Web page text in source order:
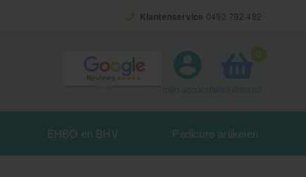
Klantenservice 0492 792 482
0
mijn account
EHBO en BHV Pedicure artikelen